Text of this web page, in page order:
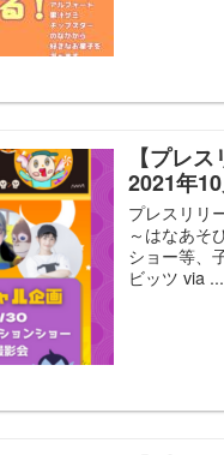
【プレ
2021年
プレスリリ
～はなあそ
ショー等、
ビッツ via ...